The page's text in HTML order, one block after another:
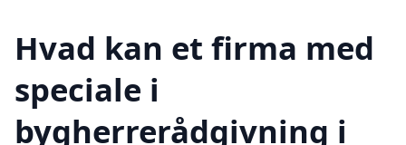
Hvad kan et firma med
speciale i
bygherrerådgivning i